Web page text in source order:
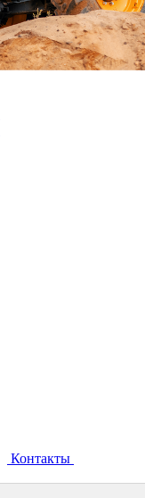
Контакты